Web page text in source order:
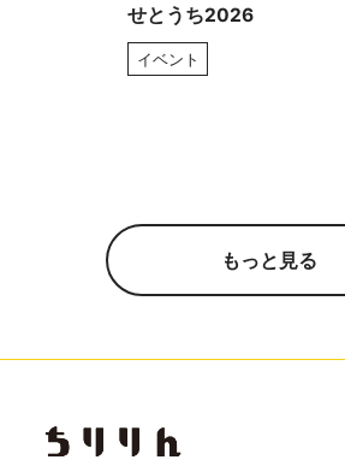
せとうち2026
イベント
もっと見る